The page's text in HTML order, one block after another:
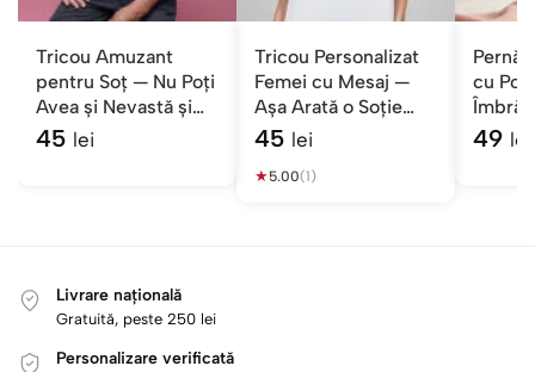
Tricou Amuzant
pentru Soț — Nu Poți
Avea și Nevastă și
Dreptate
45 lei
Tricou Personalizat
Femei cu Mesaj —
Așa Arată o Soție
Extraordinară
45 lei
★5.00(1)
Pernă
cu
Iubită
49 lei
Livrare națională
Gratuită, peste 250 lei
Personalizare verificată